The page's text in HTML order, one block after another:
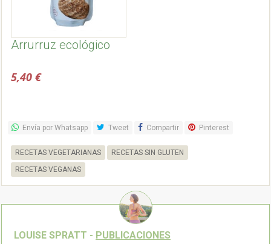
Arrurruz ecológico
5,40 €
Envía por Whatsapp Tweet Compartir Pinterest
RECETAS VEGETARIANAS
RECETAS SIN GLUTEN
RECETAS VEGANAS
LOUISE SPRATT - PUBLICACIONES